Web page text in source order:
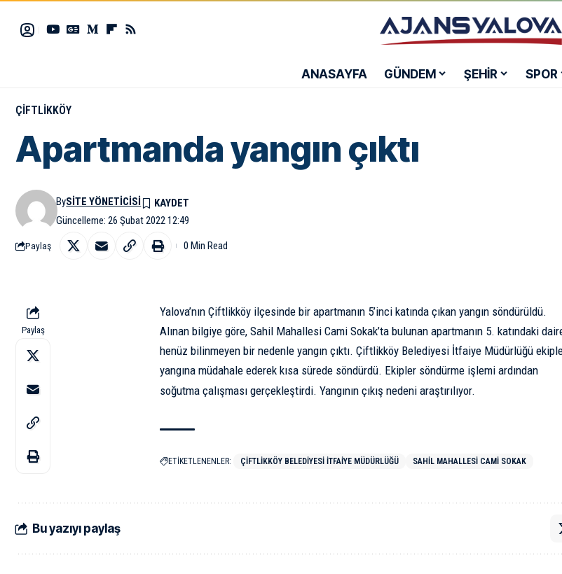
ANASAYFA GÜNDEM ŞEHİR SPOR
ÇIFTLIKKÖY
Apartmanda yangın çıktı
Güncelleme: 26 Şubat 2022 12:49
BySITE YÖNETICISI
Paylaş 0 Min Read
Paylaş
Yalova’nın Çiftlikköy ilçesinde bir apartmanın 5’inci katında çıkan yangın söndürüldü.
Alınan bilgiye göre, Sahil Mahallesi Cami Sokak’ta bulunan apartmanın 5. katındaki
henüz bilinmeyen bir nedenle yangın çıktı. Çiftlikköy Belediyesi İtfaiye Müdürlüğü
yangına müdahale ederek kısa sürede söndürdü. Ekipler söndürme işlemi ardından
soğutma çalışması gerçekleştirdi. Yangının çıkış nedeni araştırılıyor.
ETİKETLENENLER: ÇIFTLIKKÖY BELEDIYESI İTFAIYE MÜDÜRLÜĞÜ SAHIL MAHALLESI CAMI SOKAK
Bu yazıyı paylaş